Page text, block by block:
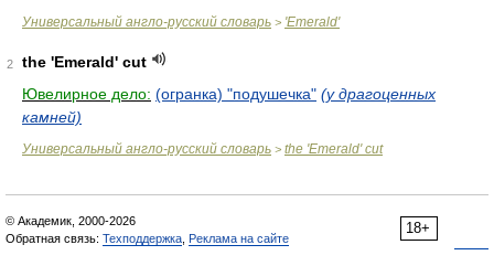
Универсальный англо-русский словарь > 'Emerald'
2
the 'Emerald' cut
Ювелирное дело: (огранка) "подушечка" (у драгоценных
камней)
Универсальный англо-русский словарь > the 'Emerald' cut
18+
© Академик, 2000-2026
Обратная связь: Техподдержка Реклама на сайте